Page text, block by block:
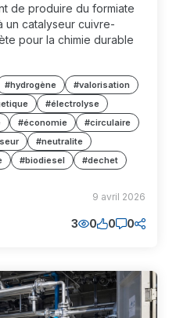
de produire du formiate
catalyseur cuivre-
pour la chimie durable
#hydrogène
#valorisation
#électrolyse
#économie
#circulaire
#neutralite
#biodiesel #dechet
9 avril 2026
3 0 0 0